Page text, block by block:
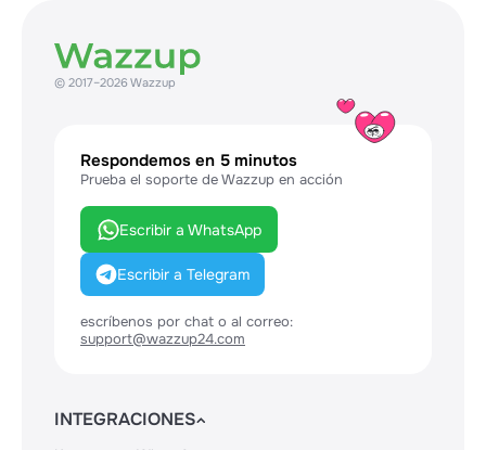
© 2017–2026 Wazzup
Respondemos en 5 minutos
Prueba el soporte de Wazzup en acción
Escribir a WhatsApp
Escribir a Telegram
escríbenos por chat o al correo:
support@wazzup24.com
INTEGRACIONES